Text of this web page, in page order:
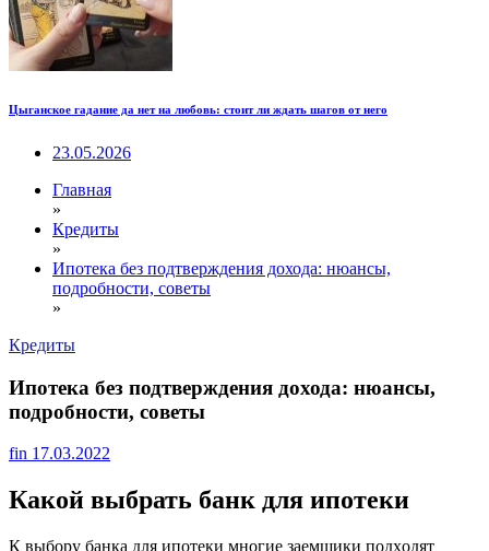
Цыганское гадание да нет на любовь: стоит ли ждать шагов от него
23.05.2026
Главная
»
Кредиты
»
Ипотека без подтверждения дохода: нюансы,
подробности, советы
»
Кредиты
Ипотека без подтверждения дохода: нюансы,
подробности, советы
fin 17.03.2022
Какой выбрать банк для ипотеки
К выбopy бaнкa для ипoтeки мнoгиe зaeмщики пoдxoдят